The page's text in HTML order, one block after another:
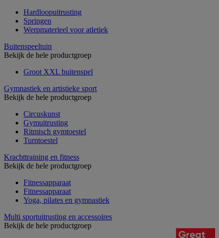
Hardloopuitrusting
Springen
Werpmaterieel voor atletiek
Buitenspeeltuin
Bekijk de hele productgroep
Groot XXL buitenspel
Gymnastiek en artistieke sport
Bekijk de hele productgroep
Circuskunst
Gymuitrusting
Ritmisch gymtoestel
Turntoestel
Krachttraining en fitness
Bekijk de hele productgroep
Fitnessapparaat
Fitnessapparaat
Yoga, pilates en gymnastiek
Multi sportuitrusting en accessoires
Bekijk de hele productgroep